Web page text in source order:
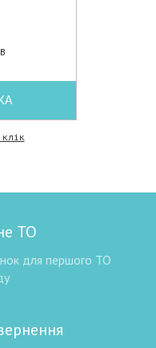
ТО
для першого ТО